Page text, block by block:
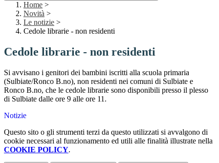
Home >
Novità >
Le notizie >
Cedole librarie - non residenti
Cedole librarie - non residenti
Si avvisano i genitori dei bambini iscritti alla scuola primaria
(Sulbiate/Ronco B.no), non residenti nei comuni di Sulbiate e
Ronco B.no, che le cedole librarie sono disponibili presso il plesso
di Sulbiate dalle ore 9 alle ore 11.
Notizie
Questo sito o gli strumenti terzi da questo utilizzati si avvalgono di
cookie necessari al funzionamento ed utili alle finalità illustrate nella
COOKIE POLICY.